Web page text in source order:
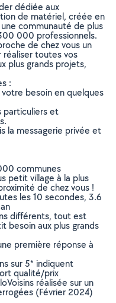
dédiée aux
de matériel, créée en
communauté de plus
000 professionnels.
de chez vous un
réaliser toutes vos
plus grands projets,
:
besoin en quelques
particuliers et
la messagerie privée et
communes
petit village à la plus
de chez vous !
les 10 secondes, 3.6
différents, tout est
besoin aux plus grands
première réponse à
sur 5* indiquent
qualité/prix
réalisée sur un
(Février 2024)